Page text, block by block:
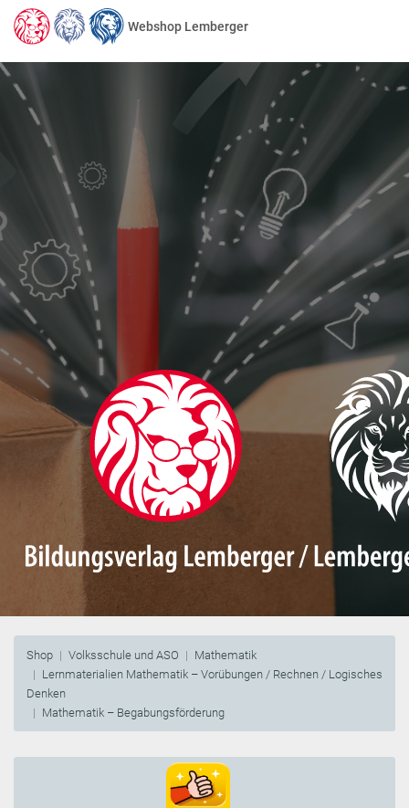
Webshop Lemberger
Shop Volksschule und ASO
Mathematik
Lernmaterialien Mathematik – Vorübungen / Rechnen / Logisches
Denken
Mathematik – Begabungsförderung